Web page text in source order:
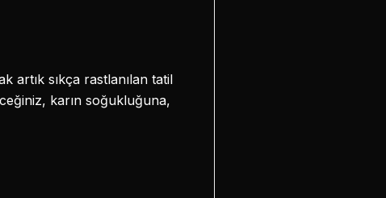
artık sıkça rastlanılan tatil
karın soğukluğuna,